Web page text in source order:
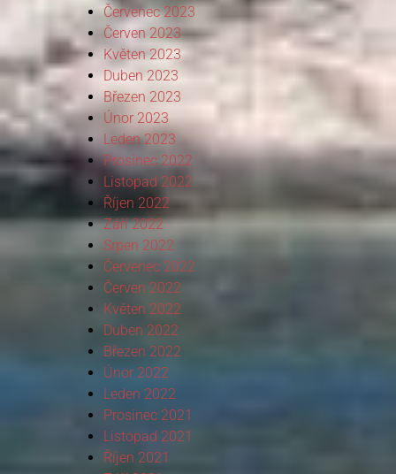
Červenec 2023
Červen 2023
Květen 2023
Duben 2023
Březen 2023
Únor 2023
Leden 2023
Prosinec 2022
Listopad 2022
Říjen 2022
Září 2022
Srpen 2022
Červenec 2022
Červen 2022
Květen 2022
Duben 2022
Březen 2022
Únor 2022
Leden 2022
Prosinec 2021
Listopad 2021
Říjen 2021